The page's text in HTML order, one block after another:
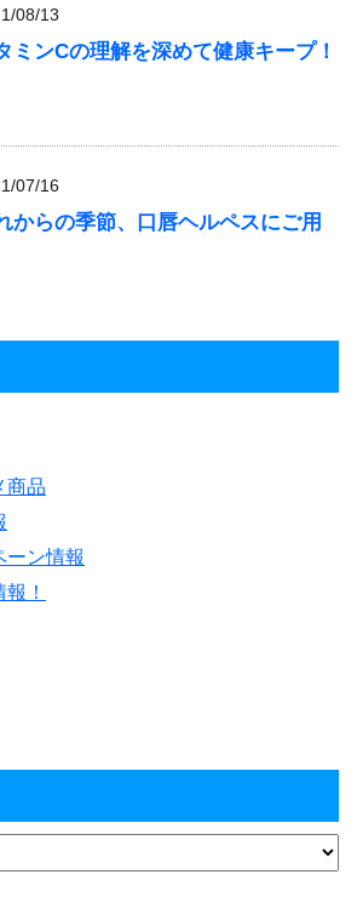
08/13
ミンCの理解を深めて健康キープ！
07/16
からの季節、口唇ヘルペスにご用
商品
ーン情報
！